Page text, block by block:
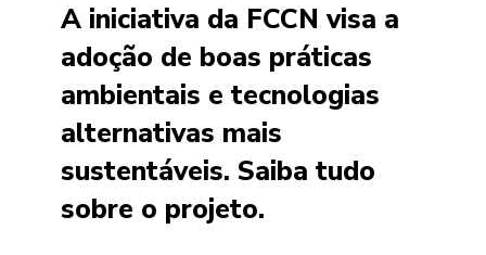
A iniciativa da FCCN visa a
adoção de boas práticas
ambientais e tecnologias
alternativas mais
sustentáveis. Saiba tudo
sobre o projeto.